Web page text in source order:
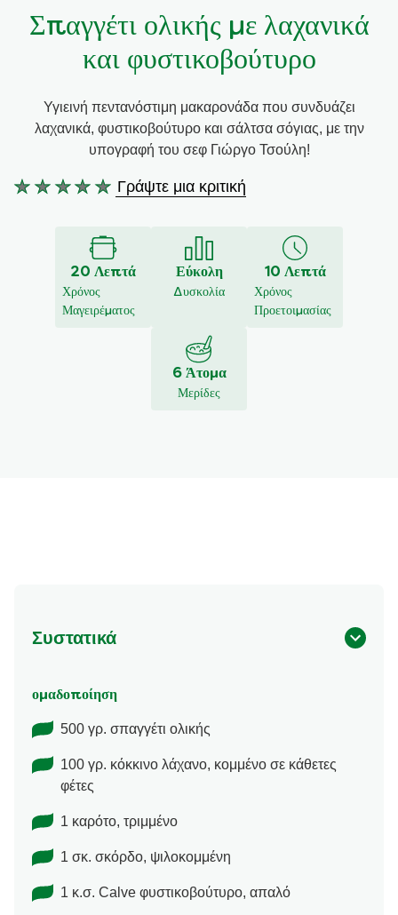
Συνταγές από την Μαργαρίτα Νικολαΐδη
Σπαγγέτι ολικής με λαχανικά
και φυστικοβούτυρο
Υγιεινή πεντανόστιμη μακαρονάδα που συνδυάζει
λαχανικά, φυστικοβούτυρο και σάλτσα σόγιας, με την
υπογραφή του σεφ Γιώργο Τσούλη!
Δεν
αξιολογήσεις
Γράψτε μια κριτική
20 Λεπτά
Χρόνος
Μαγειρέματος
Εύκολη
Δυσκολία
10 Λεπτά
Χρόνος
Προετοιμασίας
6 Άτομα
Μερίδες
Συστατικά
ομαδοποίηση
500 γρ. σπαγγέτι ολικής
100 γρ. κόκκινο λάχανο, κομμένο σε κάθετες
φέτες
1 καρότο, τριμμένο
1 σκ. σκόρδο, ψιλοκομμένη
1 κ.σ. Calve φυστικοβούτυρο, απαλό